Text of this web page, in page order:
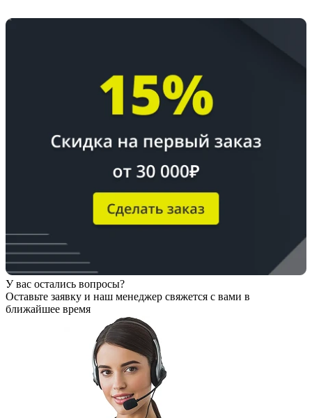
У вас остались вопросы?
Оставьте заявку и наш менеджер свяжется с вами в
ближайшее время